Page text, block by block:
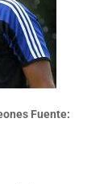
Fuente: